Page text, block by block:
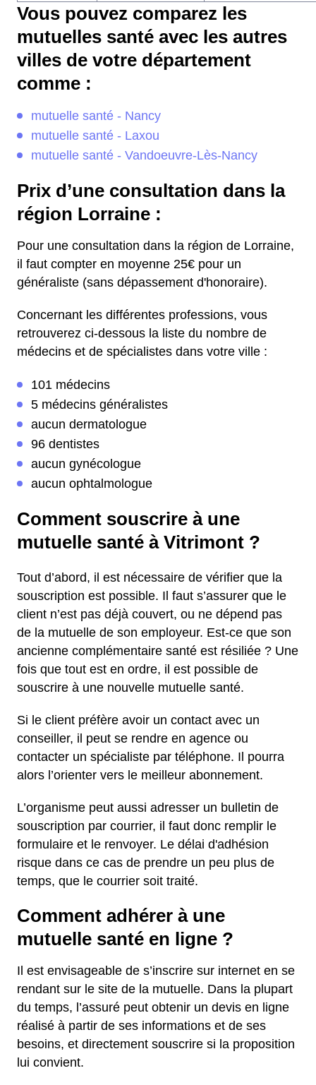
Vous pouvez comparez les
mutuelles santé avec les autres
villes de votre département
comme :
mutuelle santé - Nancy
mutuelle santé - Laxou
mutuelle santé - Vandoeuvre-Lès-Nancy
Prix d’une consultation dans la
région Lorraine :
Pour une consultation dans la région de Lorraine,
il faut compter en moyenne 25€ pour un
généraliste (sans dépassement d'honoraire).
Concernant les différentes professions, vous
retrouverez ci-dessous la liste du nombre de
médecins et de spécialistes dans votre ville :
101 médecins
5 médecins généralistes
aucun dermatologue
96 dentistes
aucun gynécologue
aucun ophtalmologue
Comment souscrire à une
mutuelle santé à Vitrimont ?
Tout d’abord, il est nécessaire de vérifier que la
souscription est possible. Il faut s’assurer que le
client n’est pas déjà couvert, ou ne dépend pas
de la mutuelle de son employeur. Est-ce que son
ancienne complémentaire santé est résiliée ? Une
fois que tout est en ordre, il est possible de
souscrire à une nouvelle mutuelle santé.
Si le client préfère avoir un contact avec un
conseiller, il peut se rendre en agence ou
contacter un spécialiste par téléphone. Il pourra
alors l’orienter vers le meilleur abonnement.
L’organisme peut aussi adresser un bulletin de
souscription par courrier, il faut donc remplir le
formulaire et le renvoyer. Le délai d'adhésion
risque dans ce cas de prendre un peu plus de
temps, que le courrier soit traité.
Comment adhérer à une
mutuelle santé en ligne ?
Il est envisageable de s’inscrire sur internet en se
rendant sur le site de la mutuelle. Dans la plupart
du temps, l’assuré peut obtenir un devis en ligne
réalisé à partir de ses informations et de ses
besoins, et directement souscrire si la proposition
lui convient.